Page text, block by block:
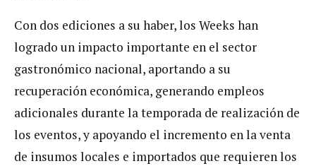
Con dos ediciones a su haber, los Weeks han
logrado un impacto importante en el sector
gastronómico nacional, aportando a su
recuperación económica, generando empleos
adicionales durante la temporada de realización de
los eventos, y apoyando el incremento en la venta
de insumos locales e importados que requieren los